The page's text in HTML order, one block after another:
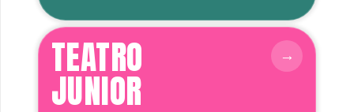
TEATRO
JUNIOR